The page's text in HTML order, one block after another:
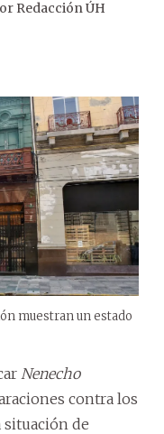
Redacción ÚH
muestran un estado
Nenecho
contra los
situación de